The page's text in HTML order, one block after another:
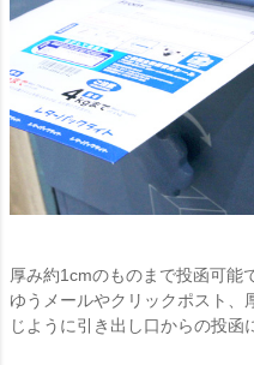
厚み約1cmのものまで投函可能
ゆうメールやクリックポスト、
じように引き出し口からの投函